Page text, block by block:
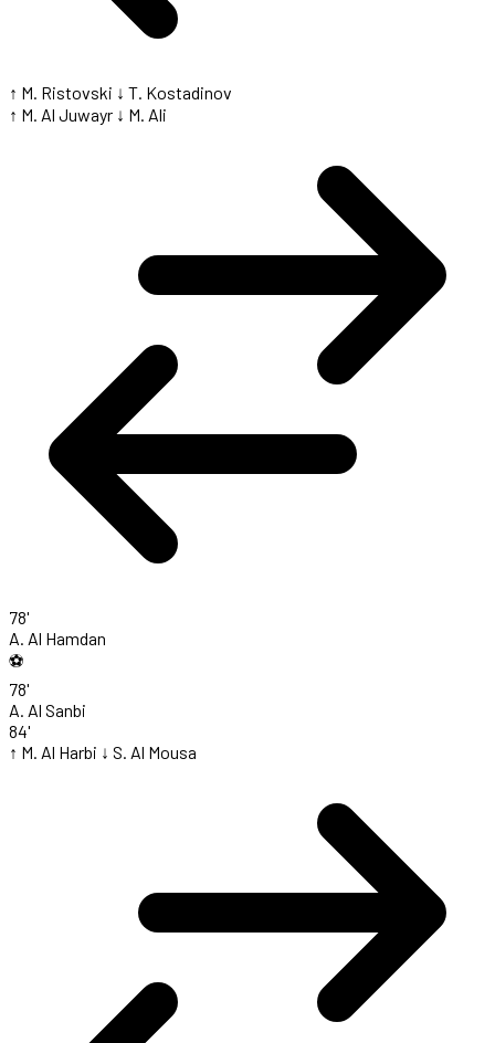
↑ M. Ristovski ↓ T. Kostadinov
↑ M. Al Juwayr ↓ M. Ali
78'
A. Al Hamdan
⚽
78'
A. Al Sanbi
84'
↑ M. Al Harbi ↓ S. Al Mousa